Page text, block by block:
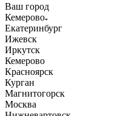
Ваш город
Кемерово
Екатеринбург
Ижевск
Иркутск
Кемерово
Красноярск
Курган
Магнитогорск
Москва